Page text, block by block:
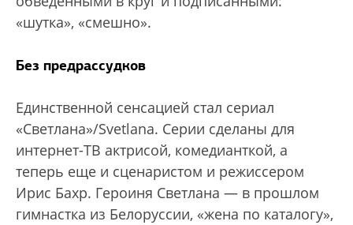
«шутка», «смешно».
Без предрассудков
Единственной сенсацией стал сериал
«Светлана»/Svetlana. Серии сделаны для
интернет-ТВ актрисой, комедианткой, а
теперь еще и сценаристом и режиссером
Ирис Бахр. Героиня Светлана — в прошлом
гимнастка из Белоруссии, «жена по каталогу»,